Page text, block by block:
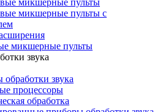
микшерные пульты
микшерные пульты с
микшерные пульты
звука
звука
процессоры
обработка